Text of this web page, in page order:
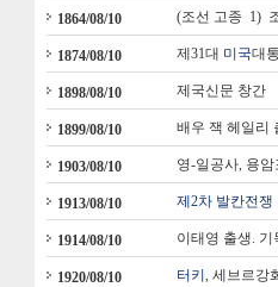
1864/08/10 (조선 고종 1)
1874/08/10 제31대 미국대
1898/08/10 제국신문 창간
1899/08/10 배우 잭 헤일리
1903/08/10 영-일공사, 용
1913/08/10 제2차 발칸전쟁
1914/08/10 이태영 출생.
1920/08/10 터키 , 세브르강